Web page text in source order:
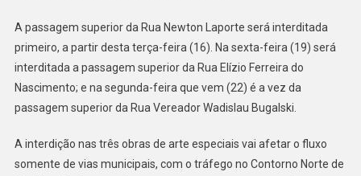
DE
VIADUTOS;
A passagem superior da Rua Newton Laporte será interditada
primeiro, a partir desta terça-feira (16). Na sexta-feira (19) será
interditada a passagem superior da Rua Elízio Ferreira do
Nascimento; e na segunda-feira que vem (22) é a vez da
passagem superior da Rua Vereador Wadislau Bugalski.
A interdição nas três obras de arte especiais vai afetar o fluxo
somente de vias municipais, com o tráfego no Contorno Norte de